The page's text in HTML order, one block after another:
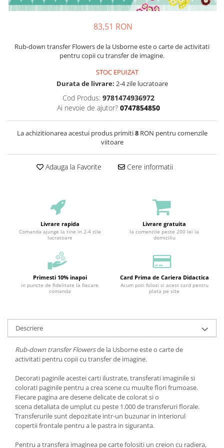
83,51 RON
Rub-down transfer Flowers de la Usborne este o carte de activitati
pentru copii cu transfer de imagine.
STOC EPUIZAT
Durata de livrare: 2-4 zile lucratoare
Cod Produs: 9781474936972
Ai nevoie de ajutor? 0747854850
La achizitionarea acestui produs primiti8RON pentru comenzile
viitoare
Adauga la Favorite Cere informatii
Livrare rapida
Comanda ajunge la tine in 2-4 zile
lucratoare
Livrare gratuita
la comenzile peste 200 lei la
domiciliu
Primesti 10% inapoi
in puncte de fidelitate la fiecare
comanda
Card Prima de Cariera Didactica
Acum poti folosi si acest card pentru
plata pe site
Descriere
Rub-down transfer Flowersde la Usborne este o carte de
activitati pentru copii cu transfer de imagine.
Decorati paginile acestei carti ilustrate, transferati imaginile si
colorati paginile pentru a crea scene cu muulte flori frumoase.
Fiecare pagina are desene delicate de colorat si o
scena detaliata de umplut cu peste 1.000 de transferuri florale.
Transferurile sunt depozitate intr-un buzunar in interiorul
copertii frontale pentru a le pastra in siguranta.
Pentru a transfera imaginea pe carte folositi un creion cu radiera,